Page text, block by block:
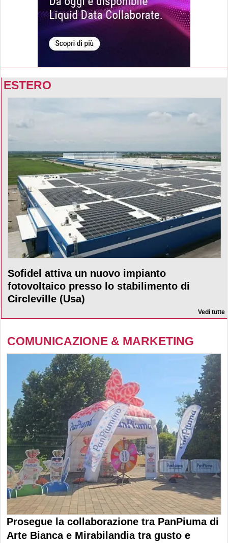
ESTERO
Sofidel attiva un nuovo impianto
fotovoltaico presso lo stabilimento di
Circleville (Usa)
Vedi tutte
COMUNICAZIONE & MARKETING
Prosegue la collaborazione tra PanPiuma di
Arte Bianca e Mirabilandia tra gusto e